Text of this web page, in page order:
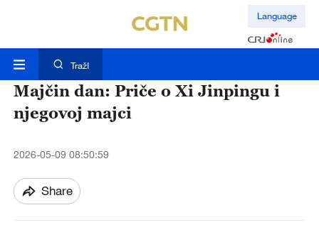
Language
TražI
Majčin dan: Priče o Xi Jinpingu i
njegovoj majci
2026-05-09 08:50:59
Share